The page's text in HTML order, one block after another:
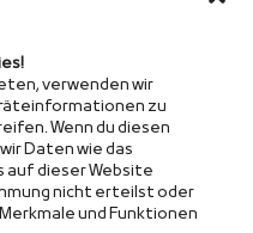
verwenden wir
zu
Wenn du diesen
Daten wie das
auf dieser Website
nicht erteilst oder
und Funktionen